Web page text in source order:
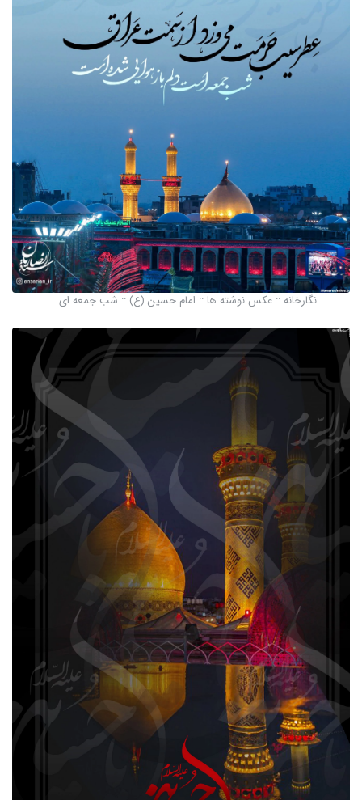
نگارخانه :: عکس نوشته ها :: امام حسین (ع) :: شب جمعه ای ...